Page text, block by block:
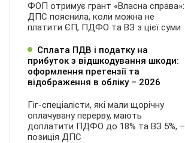
ФОП отримує грант «Власна справа»:
ДПС пояснила, коли можна не
платити ЄП, ПДФО та ВЗ з цієї суми
Сплата ПДВ і податку на
прибуток з відшкодування шкоди:
оформлення претензії та
відображення в обліку – 2026
Гіг-спеціалісти, які мали щорічну
оплачувану перерву, мають
доплатити ПДФО до 18% та ВЗ 5%, –
позиція ДПС